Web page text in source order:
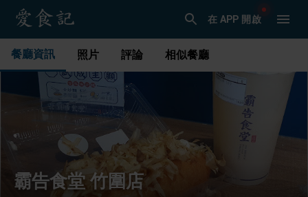
在 APP 開啟
餐廳資訊 照片 評論 相似餐廳
霸告食堂 竹圍店